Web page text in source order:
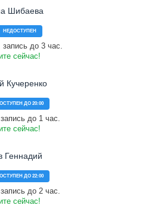
Шибаева
НЕДОСТУПЕН
до 3 час.
сейчас!
Кучеренко
ДО 20:00
до 1 час.
сейчас!
Геннадий
ДО 22:00
до 2 час.
сейчас!